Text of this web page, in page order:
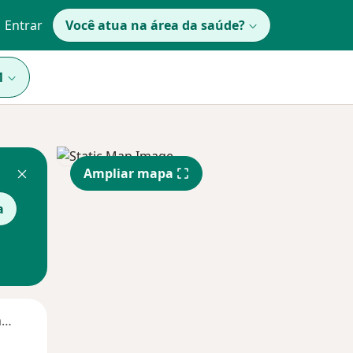
Entrar Você atua na área da saúde?
Segunda-feira
Ampliar mapa